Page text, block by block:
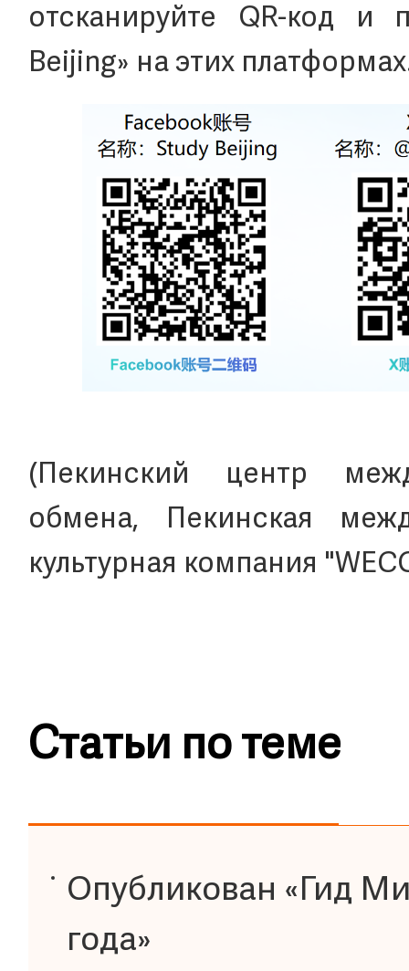
отсканируйте QR-код и
Beijing» на этих
(Пекинский центр
обмена, Пекинская
культурная компания
Статьи по теме
Опубликован «Гид
года»